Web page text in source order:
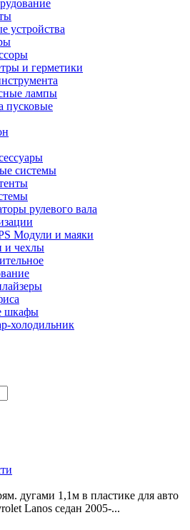
устройства
и герметики
лампы
пусковые
системы
рулевого вала
Модули и маяки
и чехлы
шкафы
холодильник
дугами 1,1м в пластике для авто
Lanos седан 2005-...